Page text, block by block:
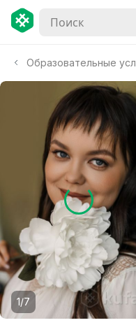
Образовательные
1/7